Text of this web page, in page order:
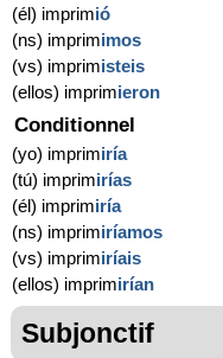
(él) imprimió
(ns) imprimimos
(vs) imprimisteis
(ellos) imprimieron
Conditionnel
(yo) imprimiría
(tú) imprimirías
(él) imprimiría
(ns) imprimiríamos
(vs) imprimiríais
(ellos) imprimirían
Subjonctif